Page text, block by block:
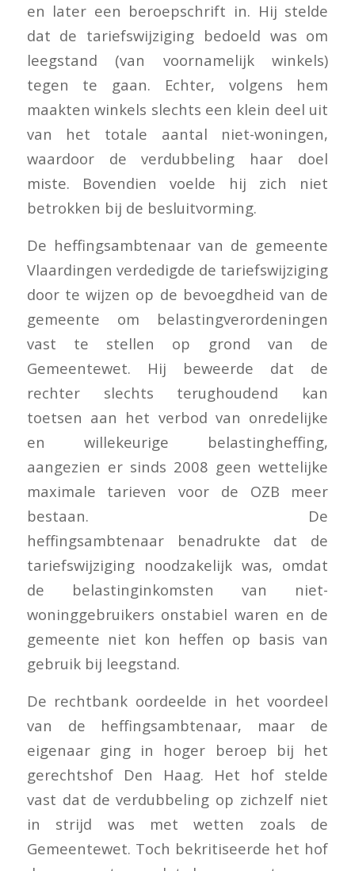
en later een beroepschrift in. Hij stelde
dat de tariefswijziging bedoeld was om
leegstand (van voornamelijk winkels)
tegen te gaan. Echter, volgens hem
maakten winkels slechts een klein deel uit
van het totale aantal niet-woningen,
waardoor de verdubbeling haar doel
miste. Bovendien voelde hij zich niet
betrokken bij de besluitvorming.
De heffingsambtenaar van de gemeente
Vlaardingen verdedigde de tariefswijziging
door te wijzen op de bevoegdheid van de
gemeente om belastingverordeningen
vast te stellen op grond van de
Gemeentewet. Hij beweerde dat de
rechter slechts terughoudend kan
toetsen aan het verbod van onredelijke
en willekeurige belastingheffing,
aangezien er sinds 2008 geen wettelijke
maximale tarieven voor de OZB meer
bestaan. De
heffingsambtenaar benadrukte dat de
tariefswijziging noodzakelijk was, omdat
de belastinginkomsten van niet-
woninggebruikers onstabiel waren en de
gemeente niet kon heffen op basis van
gebruik bij leegstand.
De rechtbank oordeelde in het voordeel
van de heffingsambtenaar, maar de
eigenaar ging in hoger beroep bij het
gerechtshof Den Haag. Het hof stelde
vast dat de verdubbeling op zichzelf niet
in strijd was met wetten zoals de
Gemeentewet. Toch bekritiseerde het hof